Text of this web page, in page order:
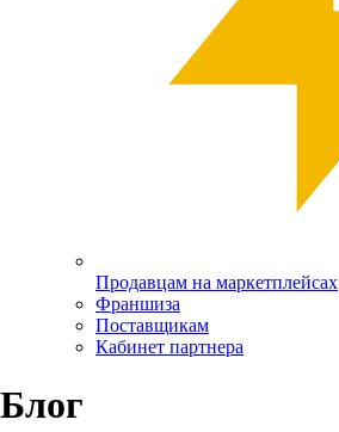
Продавцам на маркетплейсах
Франшиза
Поставщикам
Кабинет партнера
Блог